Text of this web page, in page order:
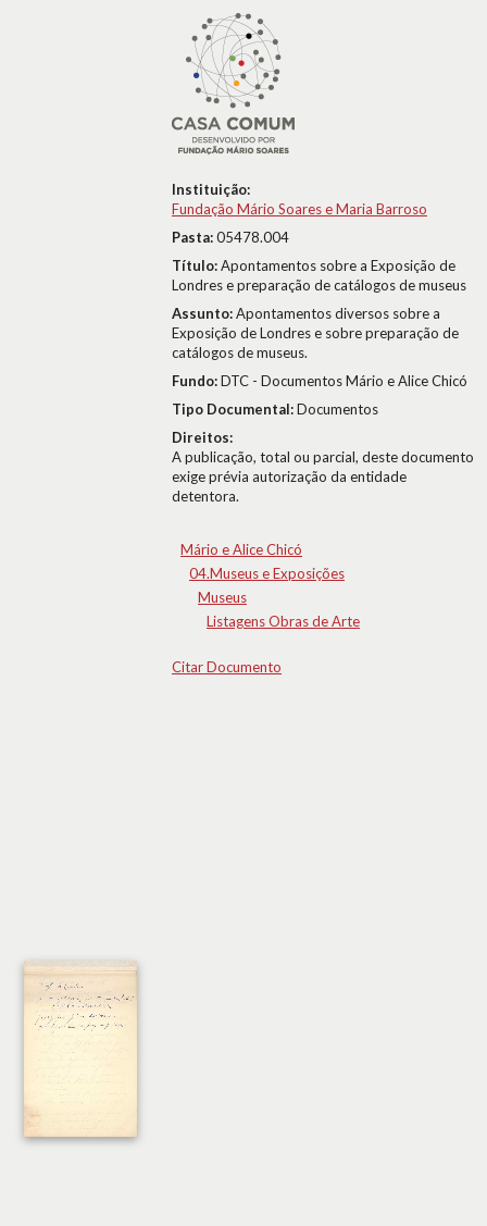
Instituição:
Fundação Mário Soares e Maria Barroso
Pasta:05478.004
Título:Apontamentos sobre a Exposição de
Londres e preparação de catálogos de museus
Assunto:Apontamentos diversos sobre a
Exposição de Londres e sobre preparação de
catálogos de museus.
Fundo:DTC - Documentos Mário e Alice Chicó
Tipo Documental:Documentos
Direitos:
A publicação, total ou parcial, deste documento
exige prévia autorização da entidade
detentora.
Mário e Alice Chicó
04.Museus e Exposições
Museus
Listagens Obras de Arte
Citar Documento